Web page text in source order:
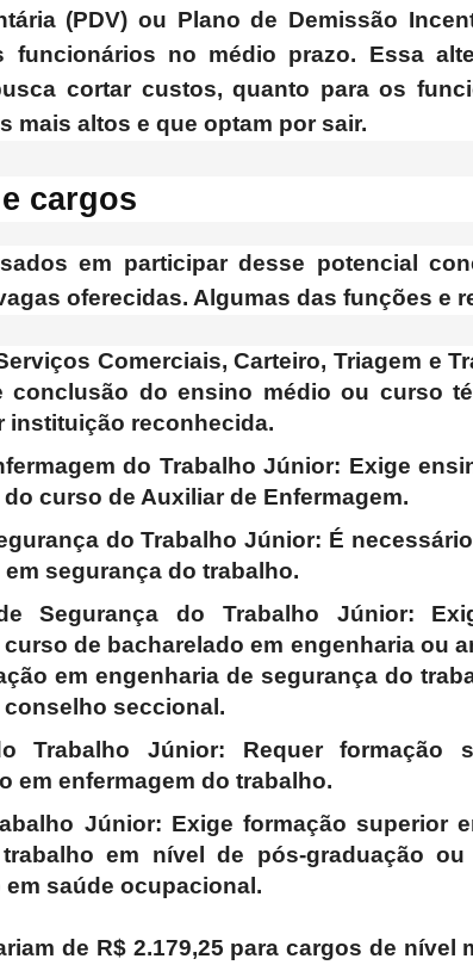
(PDV) ou Plano de Demissão
funcionários no médio prazo. Essa
cortar custos, quanto para os
mais altos e que optam por sair.
cargos
em participar desse potencial
oferecidas. Algumas das funções e
Comerciais, Carteiro, Triagem e
conclusão do ensino médio ou curso
instituição reconhecida.
do Trabalho Júnior: Exige
curso de Auxiliar de Enfermagem.
do Trabalho Júnior: É
segurança do trabalho.
Segurança do Trabalho Júnior:
de bacharelado em engenharia ou
em engenharia de segurança do
seccional.
Trabalho Júnior: Requer formação
em enfermagem do trabalho.
Júnior: Exige formação superior
em nível de pós-graduação
saúde ocupacional.
de R$ 2.179,25 para cargos de nível